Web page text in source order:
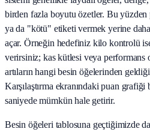
birden fazla boyutu özetler. Bu
ya da "kötü" etiketi vermek yerine
açar. Örneğin hedefiniz kilo kontrolü
verirsiniz; kas kütlesi veya performans
artıların hangi besin öğelerinden
Karşılaştırma ekranındaki puan grafiği
saniyede mümkün hale getirir.
Besin öğeleri tablosuna geçtiğimizde